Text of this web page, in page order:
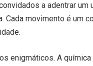
a adentrar um
Cada movimento é um
enigmáticos. A